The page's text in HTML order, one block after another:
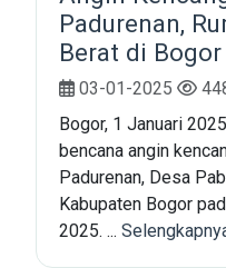
Padurenan,
Berat di Bogor
03-01-2025
Bogor, 1 Januari
bencana angin
Padurenan, Desa
Kabupaten Bogor
2025. ...